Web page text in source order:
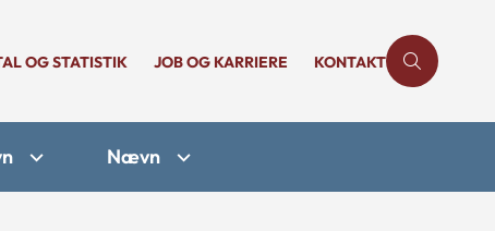
OG STATISTIK JOB OG KARRIERE KONTAKT
Nævn